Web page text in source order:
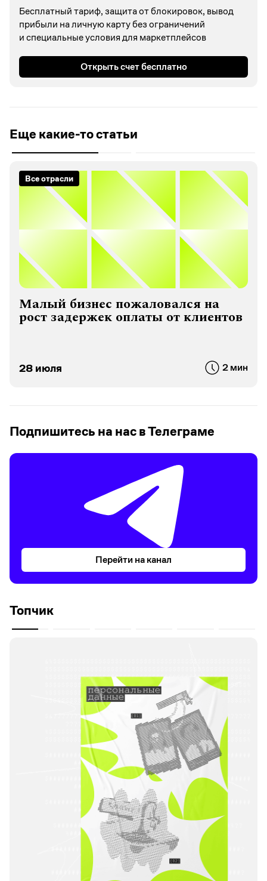
Бесплатный тариф, защита от блокировок, вывод
прибыли на личную карту без ограничений
и специальные условия для маркетплейсов
Открыть счет бесплатно
Еще какие-то статьи
Все отрасли
Малый бизнес пожаловался на
рост задержек оплаты от клиентов
28 июля 2 мин
Подпишитесь на нас в Телеграме
Перейти на канал
Топчик